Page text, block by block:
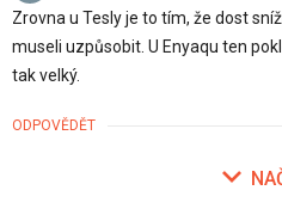
Zrovna u Tesly je to tím, že dost
museli uzpůsobit. U Enyaqu ten
tak velký.
ODPOVĚDĚT